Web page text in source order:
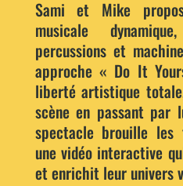
Sami et Mike
musicale
percussions et
approche « Do It
liberté artistique
scène en passant par
spectacle brouille
une vidéo interactive
et enrichit leur univers